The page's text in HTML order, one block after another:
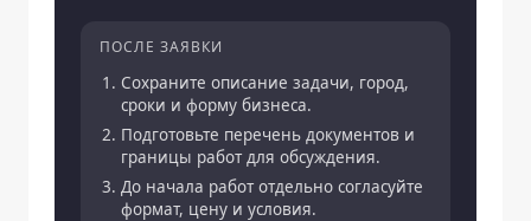
ПОСЛЕ ЗАЯВКИ
Сохраните описание задачи, город,
сроки и форму бизнеса.
Подготовьте перечень документов и
границы работ для обсуждения.
До начала работ отдельно согласуйте
формат, цену и условия.